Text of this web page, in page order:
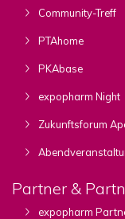
Community-Treff
PTAhome
PKAbase
expopharm Night
Zukunftsforum
Partner &
expopharm